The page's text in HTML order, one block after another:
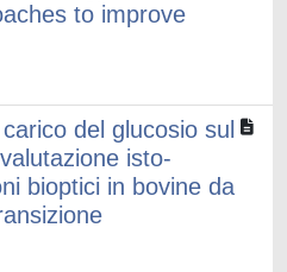
to improve
del glucosio sul
isto-
bioptici in bovine da